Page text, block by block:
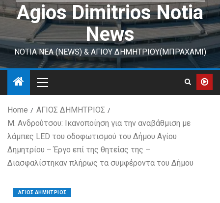
Agios Dimitrios Notia
News
ΝΟΤΙΑ ΝΕΑ (NEWS) & ΑΓΙΟΥ ΔΗΜΗΤΡΙΟΥ(ΜΠΡΑΧΑΜΙ)
Home
ΑΓΙΟΣ ΔΗΜΗΤΡΙΟΣ
Μ. Ανδρούτσου: Ικανοποίηση για την αναβάθμιση με
λάμπες LED του οδοφωτισμού του Δήμου Αγίου
Δημητρίου – Έργο επί της θητείας της –
Διασφαλίστηκαν πλήρως τα συμφέροντα του Δήμου
ΑΓΙΟΣ ΔΗΜΗΤΡΙΟΣ